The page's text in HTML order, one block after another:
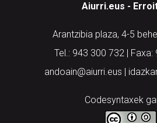
Aiurri.eus -
Arantzibia plaza, 4-5
Tel.: 943 300 732 | Faxa:
andoain@aiurri.eus |
Codesyntaxek